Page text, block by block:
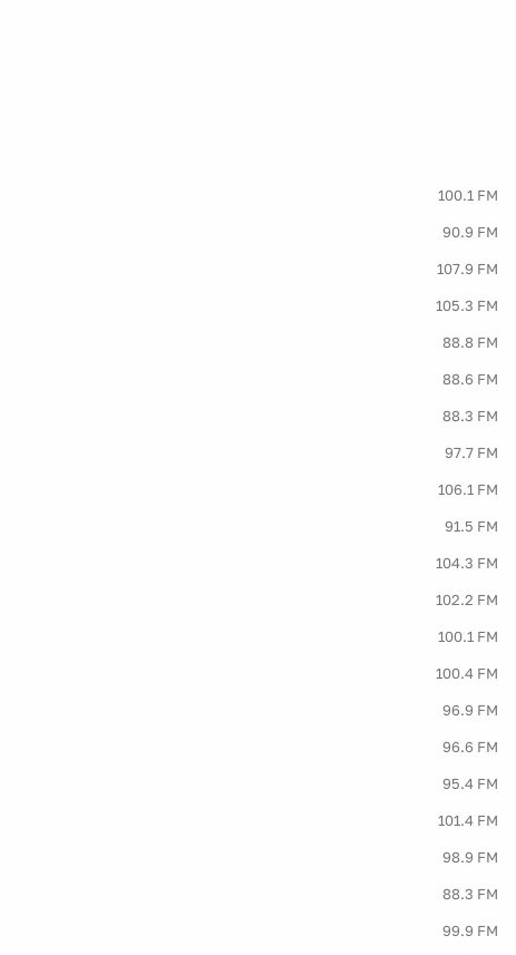
100.1 FM
90.9 FM
107.9 FM
105.3 FM
88.8 FM
88.6 FM
88.3 FM
97.7 FM
106.1 FM
91.5 FM
104.3 FM
102.2 FM
100.1 FM
100.4 FM
96.9 FM
96.6 FM
95.4 FM
101.4 FM
98.9 FM
88.3 FM
99.9 FM